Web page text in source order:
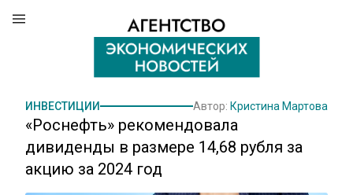
ИНВЕСТИЦИИ Автор: Кристина Мартова
«Роснефть» рекомендовала
дивиденды в размере 14,68 рубля за
акцию за 2024 год